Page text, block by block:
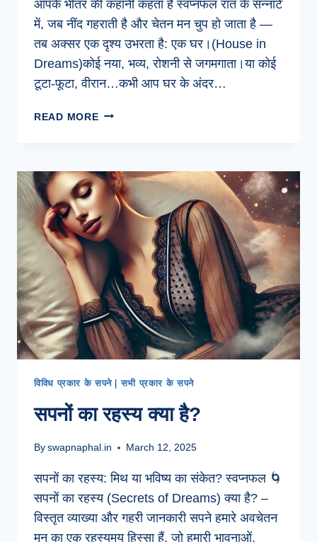
आपके भीतर की कहानी कहता है स्वप्नफल रात के सन्नाटे
में, जब नींद गहराती है और चेतन मन चुप हो जाता है —
तब अक्सर एक दृश्य उभरता है: एक घर।(House in
Dreams)कोई नया, भव्य, रोशनी से जगमगाता।या कोई
टूटा-फूटा, वीरान…कभी आप घर के अंदर…
READ MORE 🏡
देखना:
यह
सपना
सिर्फ
ईंट-
पत्थर
नहीं,
आपके
भीतर
की
कहानी
कहता
विविध प्रकार के सपने|सभी प्रकार के सपने
सपनों का रहस्य क्या है?
Byswapnaphal.in March 12, 2025
सपनों का रहस्य: मिथ या भविष्य का संकेत? स्वप्नफल 🌀
सपनों का रहस्य (Secrets of Dreams) क्या है? –
विस्तृत व्याख्या और गहरी जानकारी सपने हमारे अवचेतन
मन का एक रहस्यमय हिस्सा हैं, जो हमारी भावनाओं,